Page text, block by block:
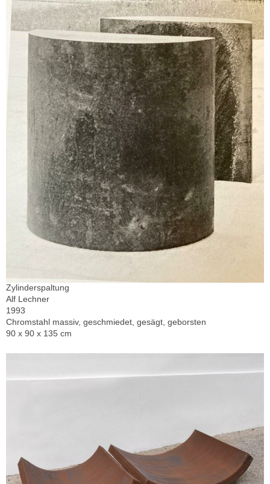
Zylinderspaltung
Alf Lechner
1993
Chromstahl massiv, geschmiedet, gesägt, geborsten
90 x 90 x 135 cm